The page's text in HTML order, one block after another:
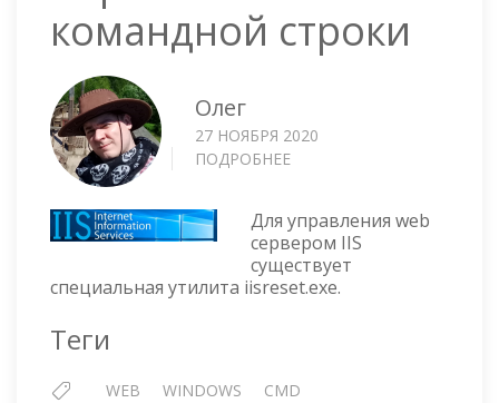
командной строки
Олег
27 НОЯБРЯ 2020
ПОДРОБНЕЕ
ИЗ
КОМАНДНОЙ
СТРОКИ
Для управления web
сервером IIS
существует
специальная утилита iisreset.exe.
Теги
WEB WINDOWS CMD